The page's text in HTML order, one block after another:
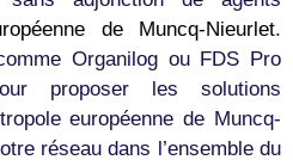
de Muncq-Nieurlet.
Organilog ou FDS Pro
proposer les solutions
européenne de Muncq-
réseau dans l’ensemble du